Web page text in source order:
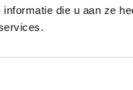
die u aan ze